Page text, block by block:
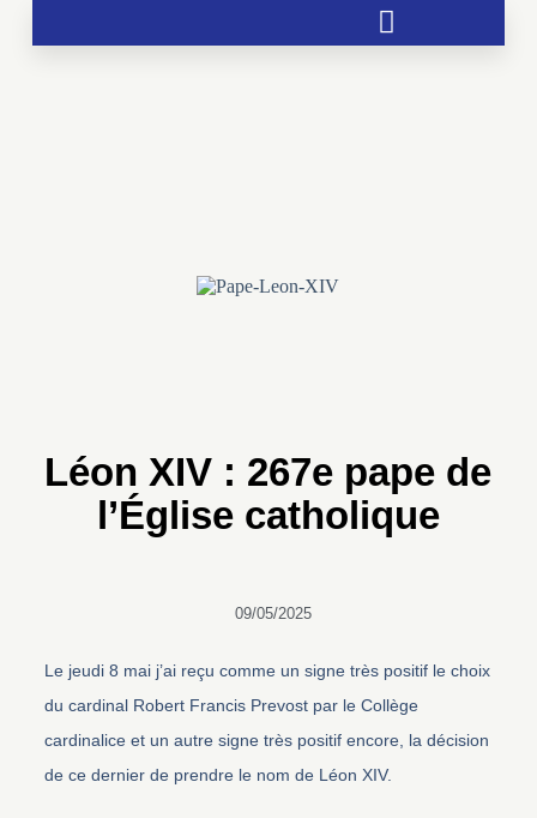
Léon XIV : 267e pape de
l’Église catholique
09/05/2025
Le jeudi 8 mai j’ai reçu comme un signe très positif le choix
du cardinal Robert Francis Prevost par le Collège
cardinalice et un autre signe très positif encore, la décision
de ce dernier de prendre le nom de Léon XIV.